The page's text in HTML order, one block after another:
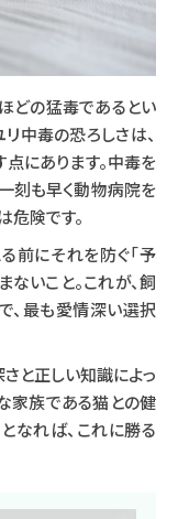
どの猛毒であるとい
中毒の恐ろしさは、
にあります。中毒を
刻も早く動物病院を
危険です。
前にそれを防ぐ「予
いこと。これが、飼
、最も愛情深い選択
と正しい知識によっ
家族である猫との健
なれば、これに勝る